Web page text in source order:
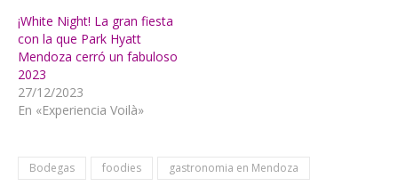
¡White Night! La gran fiesta
con la que Park Hyatt
Mendoza cerró un fabuloso
2023
27/12/2023
En «Experiencia Voilà»
Bodegas foodies
gastronomia en Mendoza